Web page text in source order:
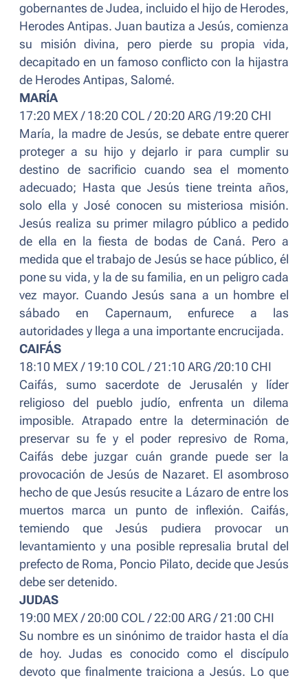
gobernantes de Judea, incluido el hijo de Herodes,
Herodes Antipas. Juan bautiza a Jesús, comienza
su misión divina, pero pierde su propia vida,
decapitado en un famoso conflicto con la hijastra
de Herodes Antipas, Salomé.
MARÍA
17:20 MEX / 18:20 COL / 20:20 ARG /19:20 CHI
María, la madre de Jesús, se debate entre querer
proteger a su hijo y dejarlo ir para cumplir su
destino de sacrificio cuando sea el momento
adecuado; Hasta que Jesús tiene treinta años,
solo ella y José conocen su misteriosa misión.
Jesús realiza su primer milagro público a pedido
de ella en la fiesta de bodas de Caná. Pero a
medida que el trabajo de Jesús se hace público, él
pone su vida, y la de su familia, en un peligro cada
vez mayor. Cuando Jesús sana a un hombre el
sábado en Capernaum, enfurece a las
autoridades y llega a una importante encrucijada.
CAIFÁS
18:10 MEX / 19:10 COL / 21:10 ARG /20:10 CHI
Caifás, sumo sacerdote de Jerusalén y líder
religioso del pueblo judío, enfrenta un dilema
imposible. Atrapado entre la determinación de
preservar su fe y el poder represivo de Roma,
Caifás debe juzgar cuán grande puede ser la
provocación de Jesús de Nazaret. El asombroso
hecho de que Jesús resucite a Lázaro de entre los
muertos marca un punto de inflexión. Caifás,
temiendo que Jesús pudiera provocar un
levantamiento y una posible represalia brutal del
prefecto de Roma, Poncio Pilato, decide que Jesús
debe ser detenido.
JUDAS
19:00 MEX / 20:00 COL / 22:00 ARG / 21:00 CHI
Su nombre es un sinónimo de traidor hasta el día
de hoy. Judas es conocido como el discípulo
devoto que finalmente traiciona a Jesús. Lo que